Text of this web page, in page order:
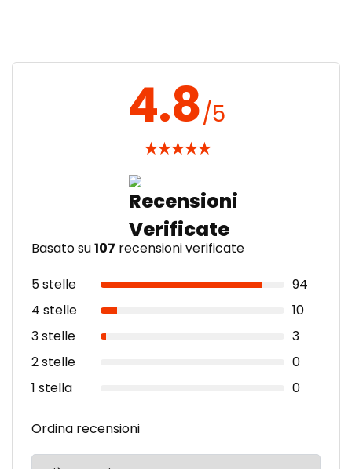
4.8/5
★★★★★
Basato su107 recensioni verificate
5 stelle
94
4 stelle
10
3 stelle
3
2 stelle
0
1 stella
0
Ordina recensioni